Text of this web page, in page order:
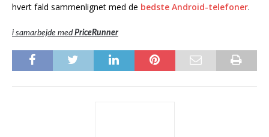
hvert fald sammenlignet med de bedste Android-telefoner.
i samarbejde medPriceRunner